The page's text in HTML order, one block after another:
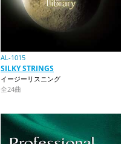
AL-1015
SILKY STRINGS
イージーリスニング
全24曲